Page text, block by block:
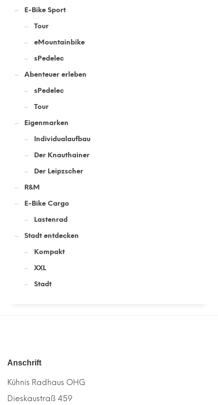
E-Bike Sport
Tour
eMountainbike
sPedelec
Abenteuer erleben
sPedelec
Tour
Eigenmarken
Individualaufbau
Der Knauthainer
Der Leipzscher
R&M
E-Bike Cargo
Lastenrad
Stadt entdecken
Kompakt
XXL
Stadt
Anschrift
Kühnis Radhaus OHG
Dieskaustraß 459